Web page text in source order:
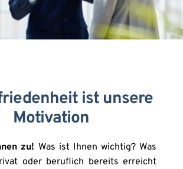
ist unsere
Motivation
zu! Was ist Ihnen wichtig? Was
oder beruflich bereits erreicht